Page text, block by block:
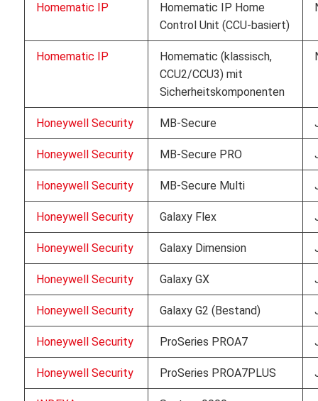
Homematic IP
Homematic IP Home
Control Unit (CCU-basiert)
Homematic IP
Homematic (klassisch,
CCU2/CCU3) mit
Sicherheitskomponenten
Honeywell Security MB-Secure
Honeywell Security MB-Secure PRO
Honeywell Security MB-Secure Multi
Honeywell Security Galaxy Flex
Honeywell Security Galaxy Dimension
Honeywell Security Galaxy GX
Honeywell Security Galaxy G2 (Bestand)
Honeywell Security ProSeries PROA7
Honeywell Security ProSeries PROA7PLUS